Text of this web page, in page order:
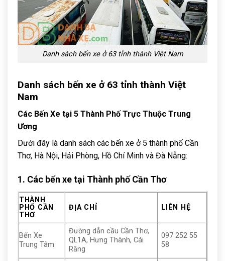
Danh sách bến xe ở 63 tỉnh thành Việt Nam
Danh sách bến xe ở 63 tỉnh thành Việt
Nam
Các Bến Xe tại 5 Thành Phố Trực Thuộc Trung
Ương
Dưới đây là danh sách các bến xe ở 5 thành phố Cần
Thơ, Hà Nội, Hải Phòng, Hồ Chí Minh và Đà Nẵng:
1. Các bến xe tại Thành phố Cần Thơ
THÀNH
PHỐ CẦN
THƠ
ĐỊA CHỈ LIÊN HỆ
Bến Xe
Trung Tâm
Đường dẫn cầu Cần Thơ,
QL1A, Hưng Thành, Cái
Răng
097 252 55
58